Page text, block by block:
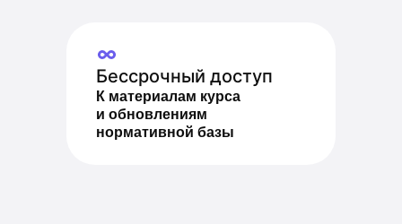
Бессрочный доступ
К материалам курса
и обновлениям
нормативной базы